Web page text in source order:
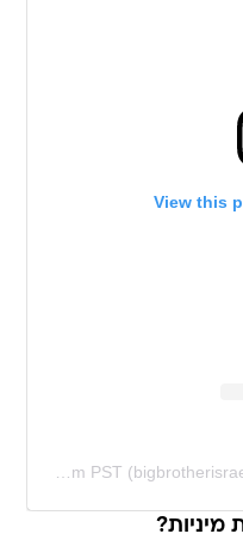
View this
Jan 1, 2020 at 3:11pm PST
מיניות?